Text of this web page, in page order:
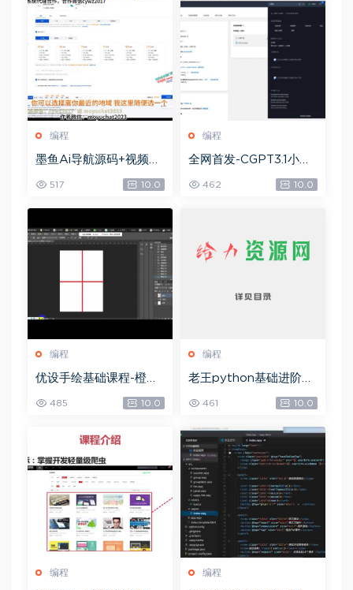
编程
墨鱼Ai导航源码+视频教
程，网盘下载(85.40M)
517 10.0
编程
全网首发-CGPT3.1小程
序部署搭建，网盘下载(1
8.74M)
462 10.0
编程
优设手绘基础课程-橙子
老师AI插画，网盘下载
(9.78G)
485 10.0
编程
老王python基础进阶项
目，网盘下载(3.99G)
461 10.0
编程 编程